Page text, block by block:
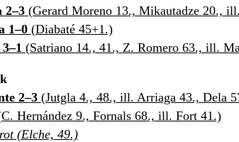
2–3(Gerard Moreno 13., Mikautadze 20.,
1–0 (Diabaté 45+1.)
(Satriano 14., 41., Z. Romero 63., ill.
2–3 (Jutgla 4., 48., ill. Arriaga 43., Dela
Hernández 9., Fornals 68., ill. Fort 41.)
(Elche, 49.)